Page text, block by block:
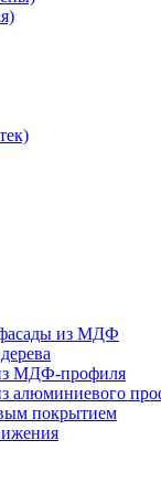
из МДФ
МДФ-профиля
алюминиевого
покрытием